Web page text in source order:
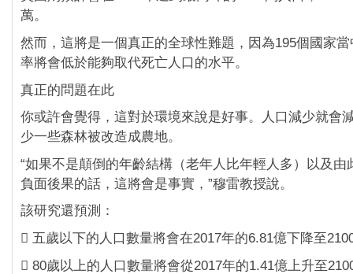
萬。
然而，這將是一個真正的全球性難題，因為195個國家
率將會低於能夠取代死亡人口的水平。
真正的問題在此
你或許會覺得，這對於環境來說是好事。人口減少就會
少一些森林被改造成農地。
“如果不是顛倒的年齡結構（老年人比年輕人多）以及由
負面後果的話，這將會是事實，”穆雷教授說。
該研究還預測：
 五歲以下的人口數量將會在2017年的6.81億下降至
 80歲以上的人口數量將會從2017年的1.41億上升至